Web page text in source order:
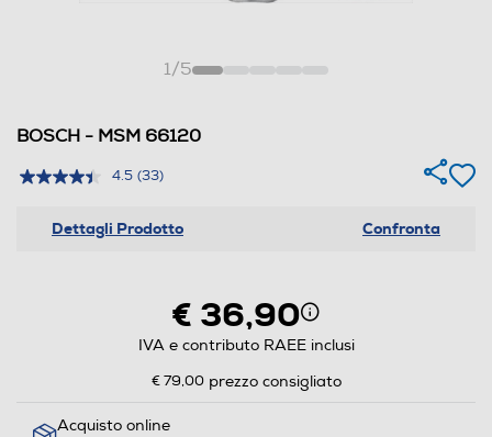
1/5
BOSCH - MSM 66120
4.5 (33)
Dettagli Prodotto Confronta
€ 36,90
IVA e contributo RAEE inclusi
€ 79,00 prezzo consigliato
Acquisto online